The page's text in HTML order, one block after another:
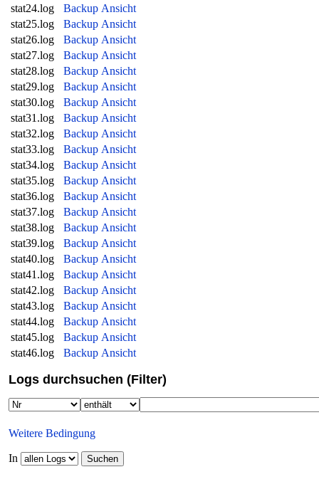
stat24.log
Backup Ansicht
stat25.log
Backup Ansicht
stat26.log
Backup Ansicht
stat27.log
Backup Ansicht
stat28.log
Backup Ansicht
stat29.log
Backup Ansicht
stat30.log
Backup Ansicht
stat31.log
Backup Ansicht
stat32.log
Backup Ansicht
stat33.log
Backup Ansicht
stat34.log
Backup Ansicht
stat35.log
Backup Ansicht
stat36.log
Backup Ansicht
stat37.log
Backup Ansicht
stat38.log
Backup Ansicht
stat39.log
Backup Ansicht
stat40.log
Backup Ansicht
stat41.log
Backup Ansicht
stat42.log
Backup Ansicht
stat43.log
Backup Ansicht
stat44.log
Backup Ansicht
stat45.log
Backup Ansicht
stat46.log
Backup Ansicht
Logs durchsuchen (Filter)
Weitere Bedingung
In